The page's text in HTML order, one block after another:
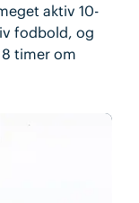
aktiv 10-
fodbold, og
timer om